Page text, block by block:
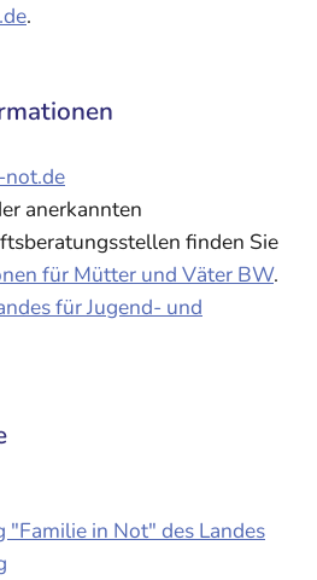
.
anerkannten
finden Sie
für Mütter und Väter BW.
für Jugend- und
in Not" des Landes